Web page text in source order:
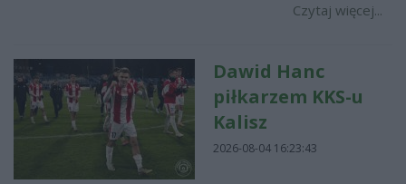
Czytaj więcej...
Dawid Hanc
piłkarzem KKS-u
Kalisz
2026-08-04 16:23:43